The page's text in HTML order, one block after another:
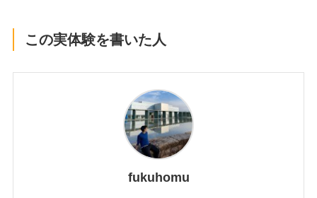
この実体験を書いた人
fukuhomu